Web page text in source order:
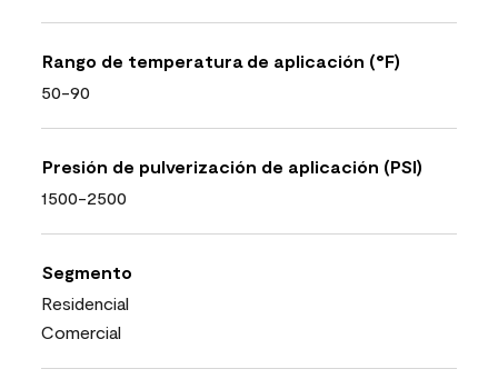
Rango de temperatura de aplicación (°F)
50-90
Presión de pulverización de aplicación (PSI)
1500-2500
Segmento
Residencial
Comercial